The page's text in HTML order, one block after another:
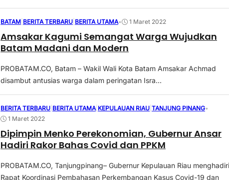
BATAM BERITA TERBARU BERITA UTAMA• 1 Maret 2022
Amsakar Kagumi Semangat Warga Wujudkan
Batam Madani dan Modern
PROBATAM.CO, Batam – Wakil Wali Kota Batam Amsakar Achmad
disambut antusias warga dalam peringatan Isra...
BERITA TERBARU BERITA UTAMA KEPULAUAN RIAU |TANJUNG PINANG•
1 Maret 2022
Dipimpin Menko Perekonomian, Gubernur Ansar
Hadiri Rakor Bahas Covid dan PPKM
PROBATAM.CO, Tanjungpinang– Gubernur Kepulauan Riau menghadiri
Rapat Koordinasi Pembahasan Perkembangan Kasus Covid-19 dan